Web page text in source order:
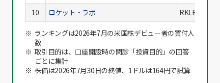
10
ロケット・ラボ RKLB
ランキングは2026年7月の米国株デビュー者の買付人
数
取引目的は、口座開設時の問診「投資目的」の回答
ごとに集計
株価は2026年7月30日の終値、1ドルは164円で試算